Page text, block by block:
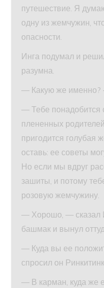
путешествие. Я
одну из жемчужин,
опасности.
Инга подумал и
разумна.
— Какую же именно?
— Тебе понадобится
плененных
пригодится голубая
оставь: ее советы
Но если мы вдруг
зашиты, и потому
розовую жемчужину.
— Хорошо, — сказал
башмак и вынул
— Куда вы ее
спросил он
— В карман, куда же